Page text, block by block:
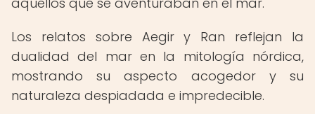
Los relatos sobre Aegir y Ran reflejan la
dualidad del mar en la mitología nórdica,
mostrando su aspecto acogedor y su
naturaleza despiadada e impredecible.